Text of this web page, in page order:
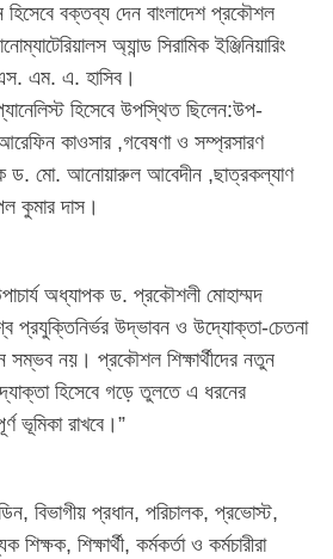
হিসেবে বক্তব্য দেন বাংলাদেশ প্রকৌশল
অ্যান্ড সিরামিক ইঞ্জিনিয়ারিং
এম. এ. হাসিব।
হিসেবে উপস্থিত ছিলেন:উপ-
কাওসার ,গবেষণা ও সম্প্রসারণ
ড. মো. আনোয়ারুল আবেদীন ,ছাত্রকল্যাণ
কুমার দাস।
অধ্যাপক ড. প্রকৌশলী মোহাম্মদ
প্রযুক্তিনির্ভর উদ্ভাবন ও উদ্যোক্তা-চেতনা
সম্ভব নয়। প্রকৌশল শিক্ষার্থীদের নতুন
হিসেবে গড়ে তুলতে এ ধরনের
রাখবে।”
বিভাগীয় প্রধান, পরিচালক, প্রভোস্ট,
শিক্ষার্থী, কর্মকর্তা ও কর্মচারীরা